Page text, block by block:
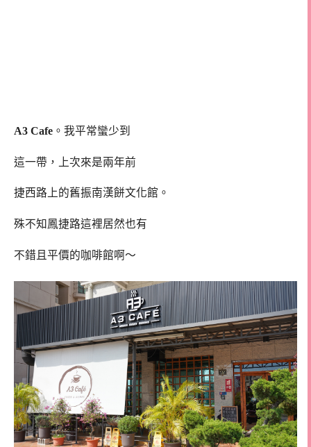
A3 Cafe 。我平常蠻少到
這一帶，上次來是兩年前
捷西路上的舊振南漢餅文化館。
殊不知鳳捷路這裡居然也有
不錯且平價的咖啡館啊～